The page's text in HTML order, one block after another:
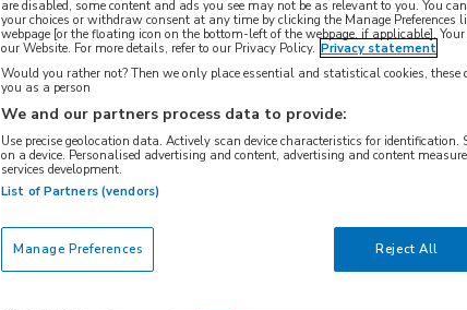
are disabled, some content and ads you see may not be as relevant to you. You
your choices or withdraw consent at any time by clicking the Manage Preferences
webpage [or the floating icon on the bottom-left of the webpage, if applicable].
our Website. For more details, refer to our Privacy Policy. Privacy statement
Would you rather not? Then we only place essential and statistical cookies, these
you as a person
We and our partners process data to provide:
Use precise geolocation data. Actively scan device characteristics for identification.
on a device. Personalised advertising and content, advertising and content
services development.
List of Partners (vendors)
Reject All
Manage Preferences